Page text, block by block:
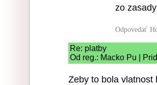
zo
Odpovedať
Re: platby
Od reg.: Macko Pu |
Zeby to bola vlatnost